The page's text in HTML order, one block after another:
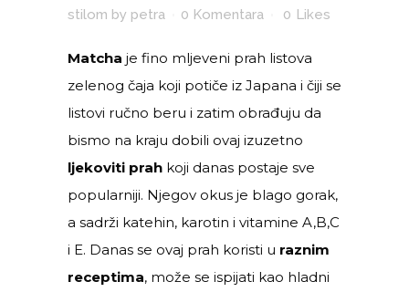
stilom by petra 0 Komentara 0 Likes
Matcha je fino mljeveni prah listova
zelenog čaja koji potiče iz Japana i čiji se
listovi ručno beru i zatim obrađuju da
bismo na kraju dobili ovaj izuzetno
ljekoviti prah koji danas postaje sve
popularniji. Njegov okus je blago gorak,
a sadrži katehin, karotin i vitamine A,B,C
i E. Danas se ovaj prah koristi u raznim
receptima, može se ispijati kao hladni